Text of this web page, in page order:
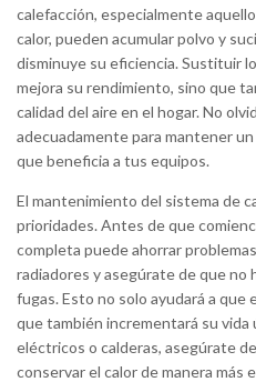
calefacción, especialmente
calor, pueden acumular polvo y
disminuye su eficiencia. Sustituir
mejora su rendimiento, sino que
calidad del aire en el hogar. No
adecuadamente para mantener
que beneficia a tus equipos.
El mantenimiento del sistema de
prioridades. Antes de que
completa puede ahorrar
radiadores y asegúrate de que no
fugas. Esto no solo ayudará a que
que también incrementará su vida
eléctricos o calderas, asegúrate
conservar el calor de manera más